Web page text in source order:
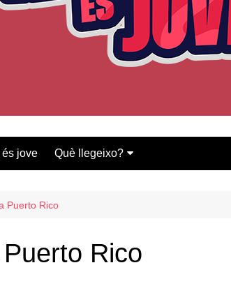
és jove Què llegeixo?
Bases del concurs
Puerto Rico
Rico